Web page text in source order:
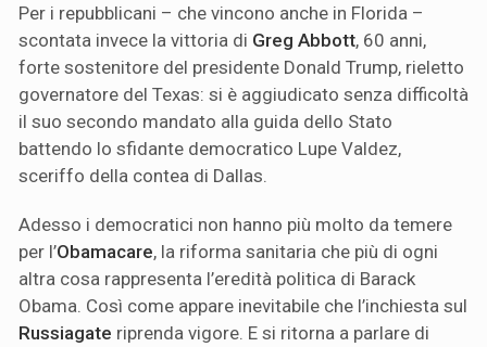
Per i repubblicani – che vincono anche in Florida –
scontata invece la vittoria di Greg Abbott, 60 anni,
forte sostenitore del presidente Donald Trump, rieletto
governatore del Texas: si è aggiudicato senza difficoltà
il suo secondo mandato alla guida dello Stato
battendo lo sfidante democratico Lupe Valdez,
sceriffo della contea di Dallas.
Adesso i democratici non hanno più molto da temere
per l’Obamacare, la riforma sanitaria che più di ogni
altra cosa rappresenta l’eredità politica di Barack
Obama. Così come appare inevitabile che l’inchiesta sul
Russiagate riprenda vigore. E si ritorna a parlare di